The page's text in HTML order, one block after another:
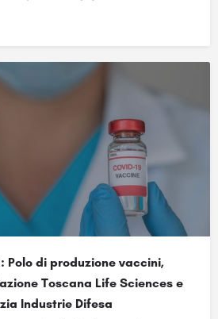
Polo di produzione vaccini,
Toscana Life Sciences e
Industrie Difesa